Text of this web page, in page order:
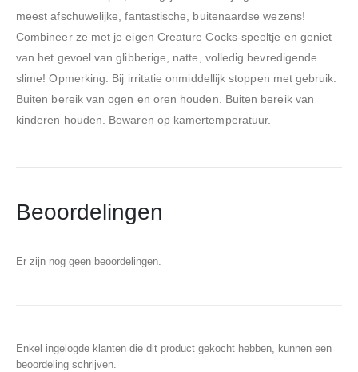
meest afschuwelijke, fantastische, buitenaardse wezens!
Combineer ze met je eigen Creature Cocks-speeltje en geniet
van het gevoel van glibberige, natte, volledig bevredigende
slime! Opmerking: Bij irritatie onmiddellijk stoppen met gebruik.
Buiten bereik van ogen en oren houden. Buiten bereik van
kinderen houden. Bewaren op kamertemperatuur.
Beoordelingen
Er zijn nog geen beoordelingen.
Enkel ingelogde klanten die dit product gekocht hebben, kunnen een
beoordeling schrijven.